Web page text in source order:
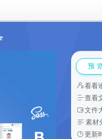
预
看看
查看
文件
素材
更新